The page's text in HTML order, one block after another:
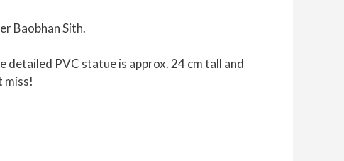
Baobhan Sith.
PVC statue is approx. 24 cm tall and
miss!